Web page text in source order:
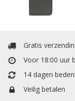
Gratis
Voor 18:00 uur
14 dagen
Veilig betalen